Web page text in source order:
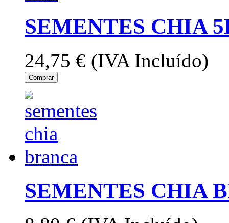
SEMENTES CHIA
24,75 € (IVA Incluído)
Comprar
SEMENTES CHIA